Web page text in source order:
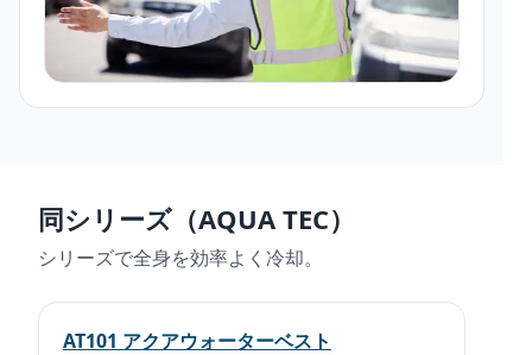
同シリーズ（AQUA TEC）
シリーズで全身を効率よく冷却。
AT101 アクアウォーターベスト